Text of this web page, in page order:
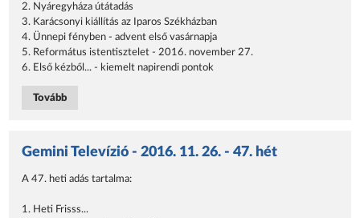
2. Nyáregyháza útátadás
3. Karácsonyi kiállítás az Iparos Székházban
4. Ünnepi fényben - advent első vasárnapja
5. Református istentisztelet - 2016. november 27.
6. Első kézből... - kiemelt napirendi pontok
Tovább
Gemini Televízió - 2016. 11. 26. - 47. hét
A 47. heti adás tartalma:
1. Heti Frisss...